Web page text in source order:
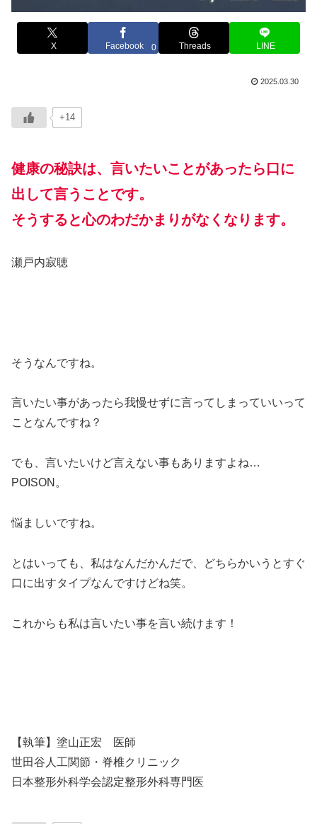
X Facebook 0 Threads LINE
2025.03.30
+14
健康の秘訣は、言いたいことがあったら口に
出して言うことです。
そうすると心のわだかまりがなくなります。
瀬戸内寂聴
そうなんですね。
言いたい事があったら我慢せずに言ってしまっていいって
ことなんですね？
でも、言いたいけど言えない事もありますよね…
POISON。
悩ましいですね。
とはいっても、私はなんだかんだで、どちらかいうとすぐ
口に出すタイプなんですけどね笑。
これからも私は言いたい事を言い続けます！
【執筆】塗山正宏 医師
世田谷人工関節・脊椎クリニック
日本整形外科学会認定整形外科専門医